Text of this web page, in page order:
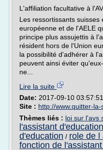
L'affiliation facultative à
Les ressortissants suisses
européenne et de l'AELE
principe plus assujettis à
résident hors de l'Union
la possibilité d'adhérer à
peuvent ainsi éviter
ne...
Lire la suite
Date: 2017-09-10 03:57:51
Site : http://www.quitter-la-
Thèmes liés : loi sur l'avs
l'assistant d'education
d'education / role de l
fonction de